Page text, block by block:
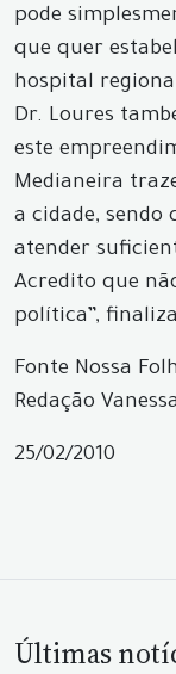
pode
que quer
hospital
Dr. Loures
este
Medianeira
a cidade, sendo
atender
Acredito que
política”,
Fonte Nossa
Redação
25/02/2010
Últimas